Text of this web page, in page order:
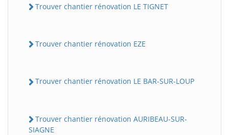
Trouver chantier rénovation LE TIGNET
Trouver chantier rénovation EZE
Trouver chantier rénovation LE BAR-SUR-LOUP
Trouver chantier rénovation AURIBEAU-SUR-
SIAGNE